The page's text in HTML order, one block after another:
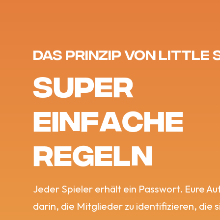
Das Prinzip von Little
SUPER
EINFACHE
REGELN
Jeder Spieler erhält ein Passwort. Eure
darin, die Mitglieder zu identifizieren, die